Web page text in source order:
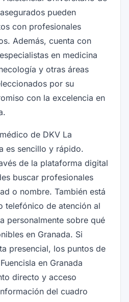
pueden
con profesionales
Además, cuenta con
en medicina
y otras áreas
por su
con la excelencia en
de DKV La
es sencillo y rápido.
de la plataforma digital
buscar profesionales
o nombre. También está
telefónico de atención al
personalmente sobre qué
en Granada. Si
presencial, los puntos de
en Granada
directo y acceso
del cuadro